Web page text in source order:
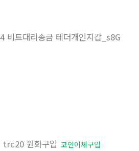
비트대리송금 테더개인지갑_s8G
trc20 원화구입 코인이체구입